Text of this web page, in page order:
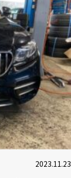
2023.11.23